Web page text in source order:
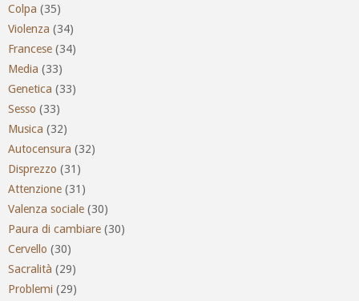
Colpa (35)
Violenza (34)
Francese (34)
Media (33)
Genetica (33)
Sesso (33)
Musica (32)
Autocensura (32)
Disprezzo (31)
Attenzione (31)
Valenza sociale (30)
Paura di cambiare (30)
Cervello (30)
Sacralità (29)
Problemi (29)